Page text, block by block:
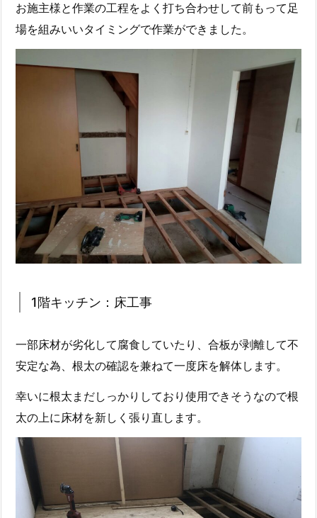
お施主様と作業の工程をよく打ち合わせして前もって足
場を組みいいタイミングで作業ができました。
1階キッチン：床工事
一部床材が劣化して腐食していたり、合板が剥離して不
安定な為、根太の確認を兼ねて一度床を解体します。
幸いに根太まだしっかりしており使用できそうなので根
太の上に床材を新しく張り直します。